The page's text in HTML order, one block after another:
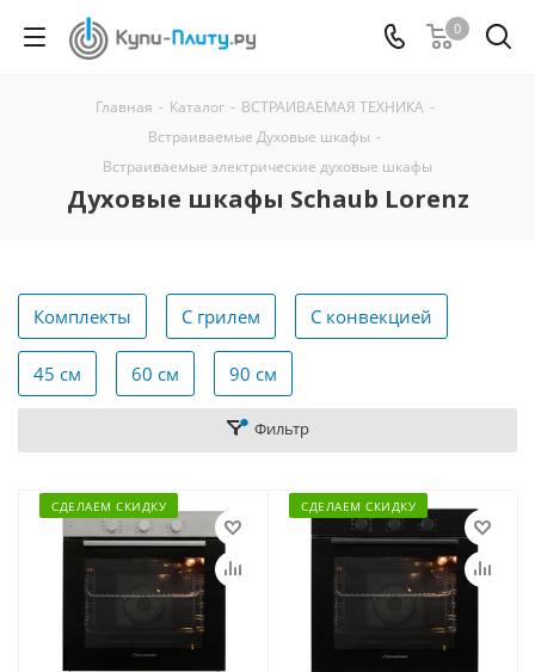
0
Главная - Каталог - ВСТРАИВАЕМАЯ ТЕХНИКА -
Встраиваемые Духовые шкафы -
Встраиваемые электрические духовые шкафы
Духовые шкафы Schaub Lorenz
Комплекты С грилем С конвекцией
45 см 60 см 90 см
Фильтр
СДЕЛАЕМ СКИДКУ СДЕЛАЕМ СКИДКУ